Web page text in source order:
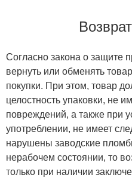
Согласно закона о защите
вернуть или обменять
покупки. При этом, товар
целостность упаковки, не
повреждений, а также при
употреблении, не имеет
нарушены заводские
нерабочем состоянии, то
только при наличии